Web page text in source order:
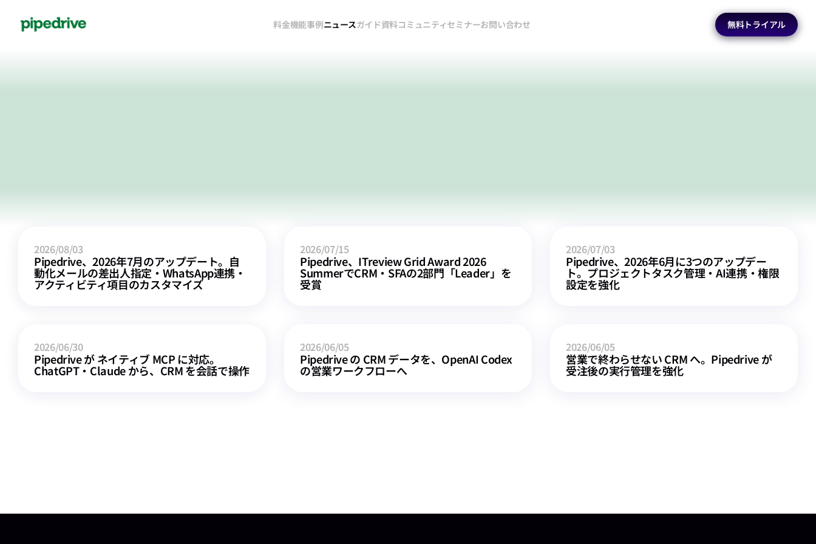
料金機能事例ニュースガイド資料コミュニティセミナーお問い合わせ 無料トライアル
2026/08/03
Pipedrive、2026年7月のアップデート。自
動化メールの差出人指定・WhatsApp連携・
アクティビティ項目のカスタマイズ
2026/07/15
Pipedrive、ITreview Grid Award 2026
SummerでCRM・SFAの2部門「Leader」を
受賞
2026/07/03
Pipedrive、2026年6月に3つのアップデー
ト。プロジェクトタスク管理・AI連携・権限
設定を強化
2026/06/30
Pipedrive が ネイティブ MCP に対応。
ChatGPT・Claude から、CRM を会話で操作
2026/06/05
Pipedrive の CRM データを、OpenAI Codex
の営業ワークフローへ
2026/06/05
営業で終わらせない CRM へ。Pipedrive が
受注後の実行管理を強化